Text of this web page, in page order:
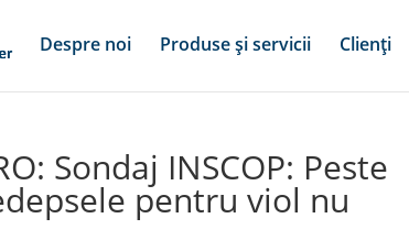
Despre noi Produse și servicii Clienți
Sondaj INSCOP: Peste
pentru viol nu